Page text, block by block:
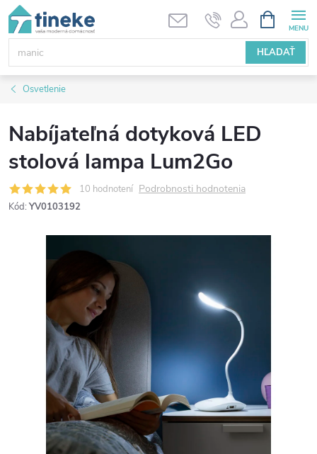
Prejsť
obsah
HĽADAŤ
KOŠÍK
Osvetlenie
Nabíjateľná dotyková LED
stolová lampa Lum2Go
10 hodnotení Podrobnosti hodnotenia
Kód: YV0103192